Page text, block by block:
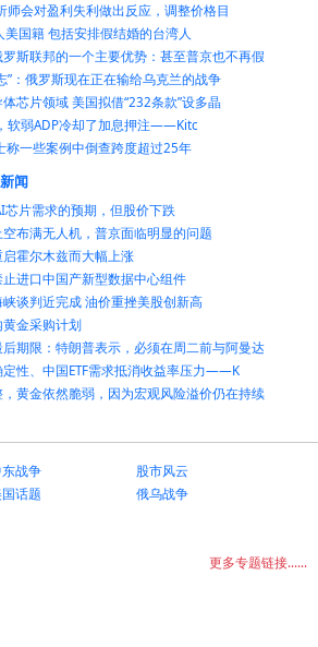
师会对盈利失利做出反应，调整价格目
国籍 包括安排假结婚的台湾人
斯联邦的一个主要优势：甚至普京也不再假
”：俄罗斯现在正在输给乌克兰的战争
芯片领域 美国拟借“232条款”设多晶
软弱ADP冷却了加息押注——Kitc
称一些案例中倒查跨度超过25年
闻
片需求的预期，但股价下跌
布满无人机，普京面临明显的问题
霍尔木兹而大幅上涨
进口中国产新型数据中心组件
谈判近完成 油价重挫美股创新高
金采购计划
期限：特朗普表示，必须在周二前与阿曼达
性、中国ETF需求抵消收益率压力——K
黄金依然脆弱，因为宏观风险溢价仍在持续
战争
股市风云
话题
俄乌战争
更多专题链接......